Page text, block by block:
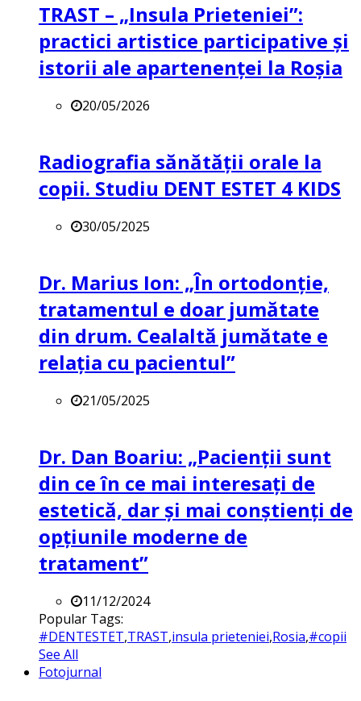
TRAST – „Insula Prieteniei”:
practici artistice participative și
istorii ale apartenenței la Roșia
20/05/2026
Radiografia sănătății orale la
copii. Studiu DENT ESTET 4 KIDS
30/05/2025
Dr. Marius Ion: „În ortodonție,
tratamentul e doar jumătate
din drum. Cealaltă jumătate e
relația cu pacientul”
21/05/2025
Dr. Dan Boariu: „Pacienții sunt
din ce în ce mai interesați de
estetică, dar și mai conștienți de
opțiunile moderne de
tratament”
11/12/2024
Popular Tags:
#DENTESTET,TRAST,insula prieteniei,Rosia,#copii
See All
Fotojurnal